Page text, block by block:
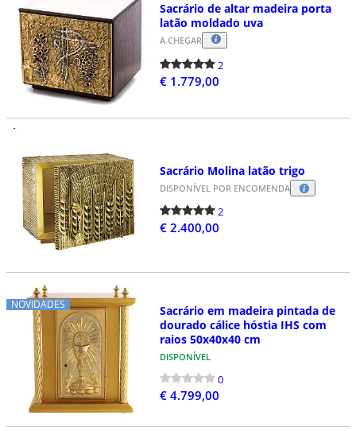
Sacrário de altar madeira porta
latão moldado uva
A CHEGAR
2
€ 1.779,00
Sacrário Molina latão trigo
DISPONÍVEL POR ENCOMENDA
2
€ 2.400,00
NOVIDADES
Sacrário em madeira pintada de
dourado cálice hóstia IHS com
raios 50x40x40 cm
DISPONÍVEL
0
€ 4.799,00